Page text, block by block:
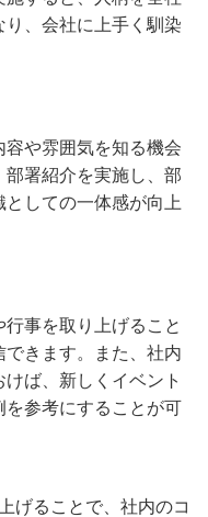
り、会社に上手く馴染
や雰囲気を知る機会
署紹介を実施し、部
しての一体感が向上
事を取り上げること
きます。また、社内
ば、新しくイベント
を参考にすることが可
げることで、社内のコ